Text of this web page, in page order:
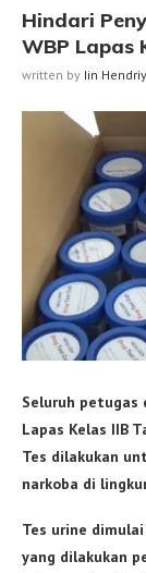
Hindari
WBP Lapas
written by Iin
Seluruh petugas
Lapas Kelas IIB
Tes dilakukan
narkoba di
Tes urine dimulai
yang dilakukan